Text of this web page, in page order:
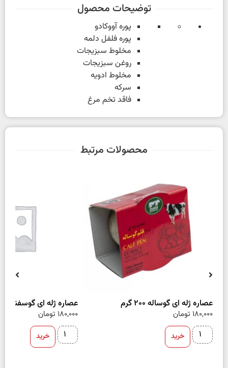
توضیحات محصول
پوره آووکادو
پوره فلفل دلمه
مخلوط سبزیجات
روغن سبزیجات
مخلوط ادویه
سرکه
فاقد تخم مرغ
محصولات مرتبط
عصاره ژله ای گوساله 200 گرم
180,000 تومان
خرید
عصاره ژله ای گوسفند 200 گرم
180,000 تومان
خرید